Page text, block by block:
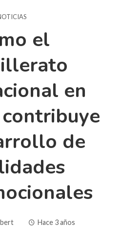
el
en
de
Hace 3 años